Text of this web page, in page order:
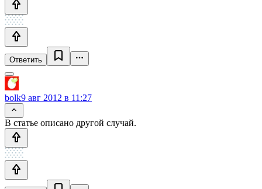
Ответить
bolk9 авг 2012 в 11:27
В статье описано другой случай.